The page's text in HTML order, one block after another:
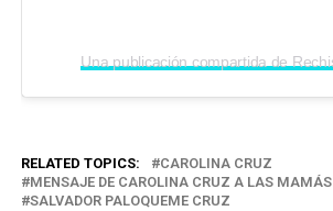
RELATED TOPICS:
CAROLINA CRUZ
MENSAJE DE CAROLINA CRUZ A LAS MAMÁS
SALVADOR PALOQUEME CRUZ